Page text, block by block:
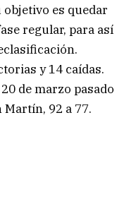
objetivo es quedar
regular, para así
y 14 caídas.
de marzo pasado
92 a 77.